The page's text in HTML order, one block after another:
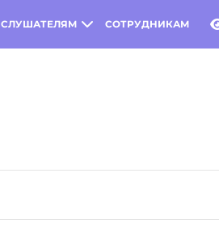
СЛУШАТЕЛЯМ СОТРУДНИКАМ